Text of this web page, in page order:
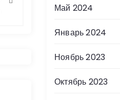
Май 2024
Январь 2024
Ноябрь 2023
Октябрь 2023